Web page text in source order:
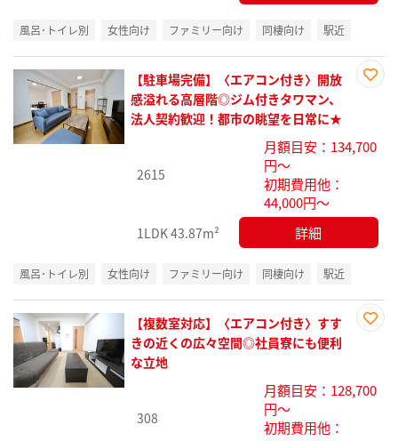
風呂･トイレ別 女性向け ファミリー向け 同棲向け 駅近
録
【駐車場完備】〈エアコン付き〉開放
感溢れる高層階◎ジム付きタワマン、
法人契約歓迎！都市の眺望を日常に★
2615
月額目安：134,700
円～
初期費用他：
44,000円～
1LDK43.87m² 詳細
風呂･トイレ別 女性向け ファミリー向け 同棲向け 駅近
録
【複数室対応】〈エアコン付き〉すす
きの近くの広々空間◎社員寮にも便利
な立地
308
月額目安：128,700
円～
初期費用他：